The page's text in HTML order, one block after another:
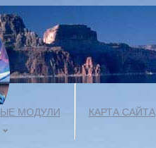
МОДУЛИ КАРТА САЙТА